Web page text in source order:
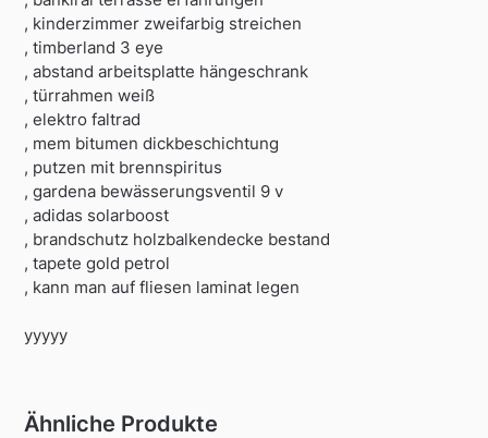
, kinderzimmer zweifarbig streichen
, timberland 3 eye
, abstand arbeitsplatte hängeschrank
, türrahmen weiß
, elektro faltrad
, mem bitumen dickbeschichtung
, putzen mit brennspiritus
, gardena bewässerungsventil 9 v
, adidas solarboost
, brandschutz holzbalkendecke bestand
, tapete gold petrol
, kann man auf fliesen laminat legen
yyyyy
Ähnliche Produkte